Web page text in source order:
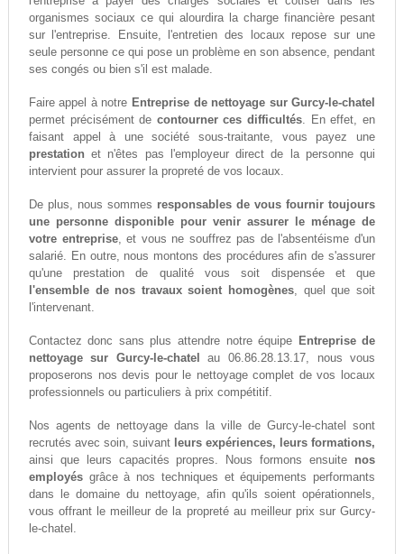
organismes sociaux ce qui alourdira la charge financière pesant
sur l'entreprise. Ensuite, l'entretien des locaux repose sur une
seule personne ce qui pose un problème en son absence, pendant
ses congés ou bien s'il est malade.
Faire appel à notre Entreprise de nettoyage sur Gurcy-le-chatel
permet précisément de contourner ces difficultés. En effet, en
faisant appel à une société sous-traitante, vous payez une
prestation et n'êtes pas l'employeur direct de la personne qui
intervient pour assurer la propreté de vos locaux.
De plus, nous sommes responsables de vous fournir toujours
une personne disponible pour venir assurer le ménage de
votre entreprise, et vous ne souffrez pas de l'absentéisme d'un
salarié. En outre, nous montons des procédures afin de s'assurer
qu'une prestation de qualité vous soit dispensée et que
l'ensemble de nos travaux soient homogènes, quel que soit
l'intervenant.
Contactez donc sans plus attendre notre équipe Entreprise de
nettoyage sur Gurcy-le-chatel
au 06.86.28.13.17, nous vous
proposerons nos devis pour le nettoyage complet de vos locaux
professionnels ou particuliers à prix compétitif.
Nos agents de nettoyage dans la ville de Gurcy-le-chatel sont
recrutés avec soin, suivant leurs expériences, leurs formations,
ainsi que leurs capacités propres. Nous formons ensuite nos
employésgrâce à nos techniques et équipements performants
dans le domaine du nettoyage, afin qu'ils soient opérationnels,
vous offrant le meilleur de la propreté au meilleur prix sur Gurcy-
le-chatel.